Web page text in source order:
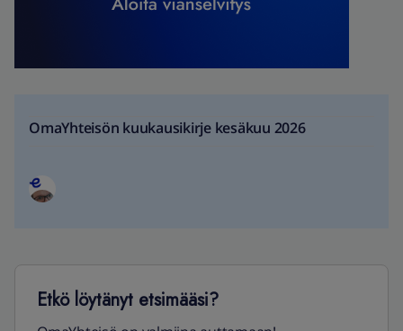
OmaYhteisön kuukausikirje kesäkuu 2026
Etkö löytänyt etsimääsi?